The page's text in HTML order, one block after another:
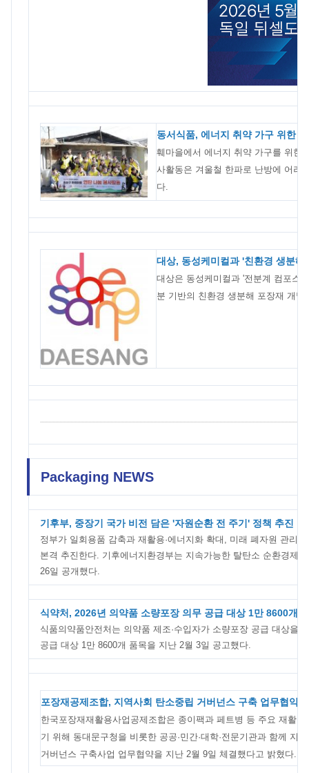
동서식품, 에너지 취약 가구 위한
훼마을에서 에너지 취약 가구를 위한
사활동은 겨울철 한파로 난방에 어려
다.
대상, 동성케미컬과 '친환경 생분해
대상은 동성케미컬과 '전분계 컴포스
분 기반의 친환경 생분해 포장재 개
Packaging NEWS
기후부, 중장기 국가 비전 담은 '자원순환 전 주기' 정책 추진
정부가 일회용품 감축과 재활용·에너지화 확대, 미래 폐자원 관리
본격 추진한다. 기후에너지환경부는 지속가능한 탈탄소 순환경제
26일 공개했다.
식약처, 2026년 의약품 소량포장 의무 공급 대상 1만 8600개
식품의약품안전처는 의약품 제조·수입자가 소량포장 공급 대상을
공급 대상 1만 8600개 품목을 지난 2월 3일 공고했다.
포장재공제조합, 지역사회 탄소중립 거버넌스 구축 업무협약
한국포장재재활용사업공제조합은 종이팩과 페트병 등 주요 재활용
기 위해 동대문구청을 비롯한 공공·민간·대학·전문기관과 함께 지
거버넌스 구축사업 업무협약을 지난 2월 9일 체결했다고 밝혔다.